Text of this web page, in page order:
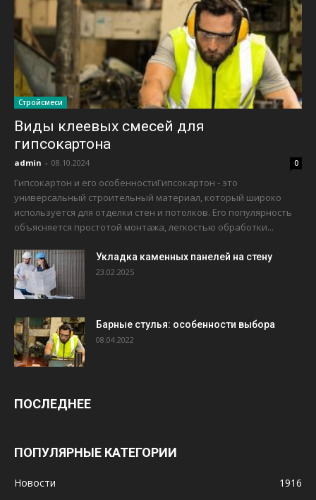
Стройсмеси
Виды клеевых смесей для
гипсокартона
admin - 08.10.2024 0
Гипсокартон и его особенностиГипсокартон - это
универсальный строительный материал, который широко
используется для отделки стен и потолков. Его популярность
объясняется простотой монтажа, легкостью обработки...
Укладка каменных панелей на стену
23.02.2025
Барные стулья: особенности выбора
08.04.2022
ПОСЛЕДНЕЕ
ПОПУЛЯРНЫЕ КАТЕГОРИИ
Новости
1916